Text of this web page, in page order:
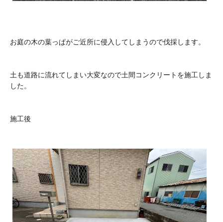
お庭の木の葉っぱがご近所に侵入してしまうので伐採します。
土も道路に流れてしまい大変なので土間コンクリートを施工しま
した。
施工後